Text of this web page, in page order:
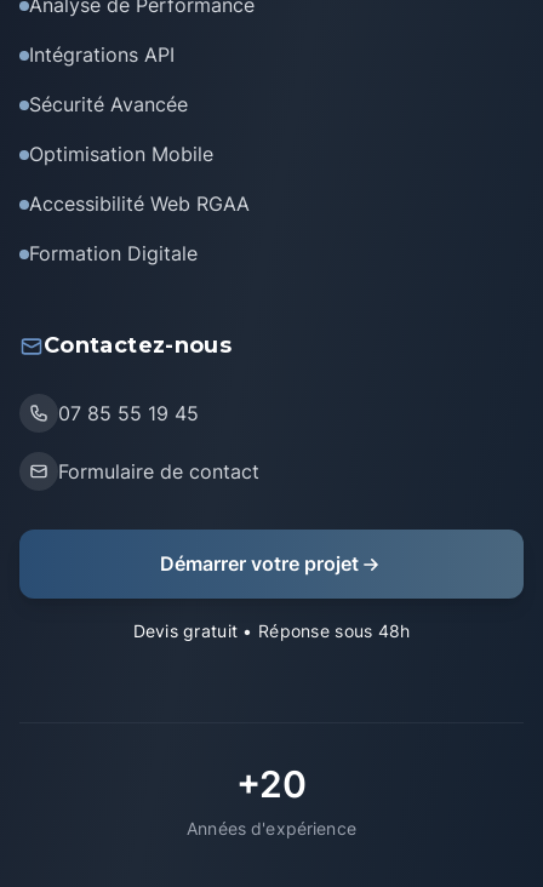
Analyse de Performance
Intégrations API
Sécurité Avancée
Optimisation Mobile
Accessibilité Web RGAA
Formation Digitale
Contactez-nous
07 85 55 19 45
Formulaire de contact
Démarrer votre projet
Devis gratuit • Réponse sous 48h
+20
Années d'expérience